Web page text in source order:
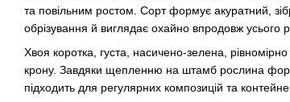
та повільним ростом. Сорт формує акуратний,
обрізування й виглядає охайно впродовж усього
Хвоя коротка, густа, насичено-зелена,
крону. Завдяки щепленню на штамб рослина
підходить для регулярних композицій та